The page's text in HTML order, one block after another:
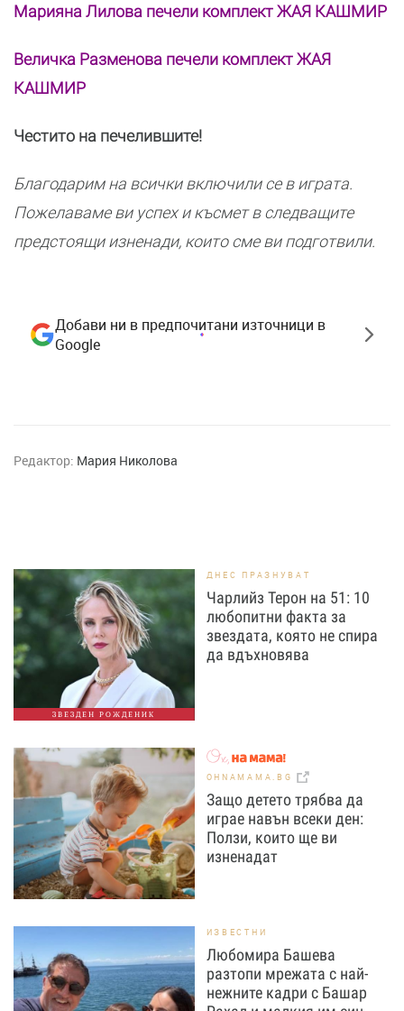
Марияна Лилова печели комплект ЖАЯ КАШМИР
Величка Разменова печели комплект ЖАЯ
КАШМИР
Честито на печелившите!
Благодарим на всички включили се в играта.
Пожелаваме ви успех и късмет в следващите
предстоящи изненади, които сме ви подготвили.
Добави ни в предпочитани източници в
Google
Редактор: Мария Николова
ЗВЕЗДЕН РОЖДЕНИК
ДНЕС ПРАЗНУВАТ
Чарлийз Терон на 51: 10
любопитни факта за
звездата, която не спира
да вдъхновява
OHNAMAMA.BG
Защо детето трябва да
играе навън всеки ден:
Ползи, които ще ви
изненадат
ИЗВЕСТНИ
Любомира Башева
разтопи мрежата с най-
нежните кадри с Башар